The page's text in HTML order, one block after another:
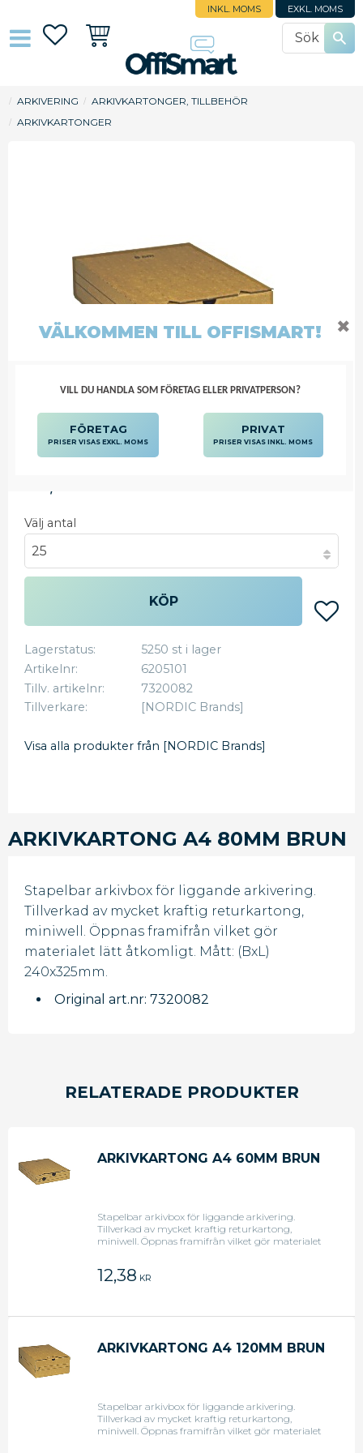
INKL. MOMS EXKL. MOMS
FavoriterKundvagn
ARKIVERING
ARKIVKARTONGER, TILLBEHÖR
ARKIVKARTONGER
Välj antal
KÖP
Lagerstatus
5250 st i lager
Artikelnr
6205101
Tillv. artikelnr
7320082
Tillverkare
[NORDIC Brands]
Visa alla produkter från [NORDIC Brands]
ARKIVKARTONG A4 80MM BRUN
Stapelbar arkivbox för liggande arkivering.
Tillverkad av mycket kraftig returkartong,
miniwell. Öppnas framifrån vilket gör
materialet lätt åtkomligt. Mått: (BxL)
240x325mm.
Original art.nr: 7320082
RELATERADE PRODUKTER
ARKIVKARTONG A4 60MM BRUN
Stapelbar arkivbox för liggande arkivering.
Tillverkad av mycket kraftig returkartong,
miniwell. Öppnas framifrån vilket gör materialet
12,38 KR
ARKIVKARTONG A4 120MM BRUN
Stapelbar arkivbox för liggande arkivering.
Tillverkad av mycket kraftig returkartong,
miniwell. Öppnas framifrån vilket gör materialet
VÄLKOMMEN TILL OFFISMART!
VILL DU HANDLA SOM FÖRETAG ELLER PRIVATPERSON?
FÖRETAG
PRISER VISAS EXKL. MOMS
PRIVAT
PRISER VISAS INKL. MOMS
✖